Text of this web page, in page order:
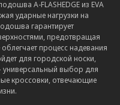
A-FLASHEDGE из EVA
ударные нагрузки на
гарантирует
предотвращая
процесс надевания
для городской носки,
универсальный выбор для
кроссовки, отвечающие